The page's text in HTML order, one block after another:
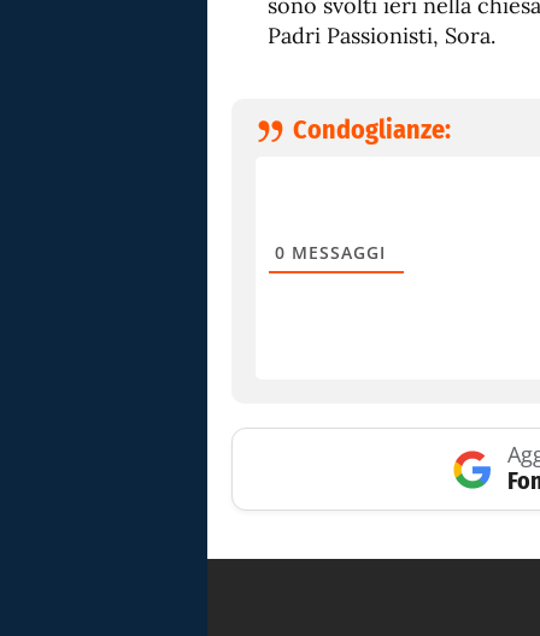
Padri Passionisti, Sora.
Condoglianze:
0 MESSAGGI